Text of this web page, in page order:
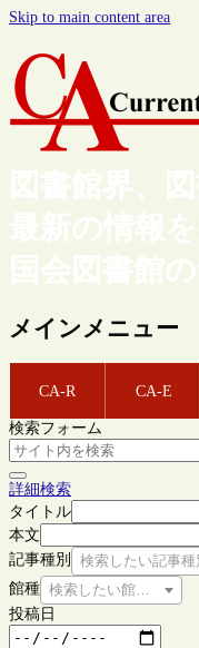
Skip to main content area
図書館界、
最新の情報
国会図書館
メインメニュー
CA-R CA-E
検索フォーム
詳細検索
タイトル
本文
記事種別
検索したい記事
館種 検索したい館種を選択
投稿日